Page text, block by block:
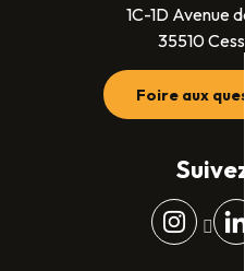
1C-1D Avenue
35510
Foire aux